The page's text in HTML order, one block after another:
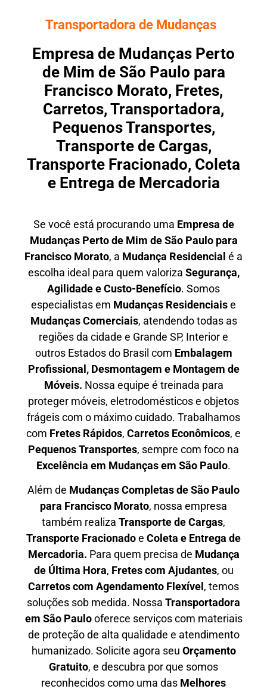
Transportadora de Mudanças
Empresa de Mudanças Perto
de Mim de São Paulo para
Francisco Morato, Fretes,
Carretos, Transportadora,
Pequenos Transportes,
Transporte de Cargas,
Transporte Fracionado, Coleta
e Entrega de Mercadoria
Se você está procurando uma Empresa de
Mudanças Perto de Mim de São Paulo para
Francisco Morato, a Mudança Residencial é a
escolha ideal para quem valoriza Segurança,
Agilidade e Custo-Benefício. Somos
especialistas em Mudanças Residenciaise
Mudanças Comerciais, atendendo todas as
regiões da cidade e Grande SP, Interior e
outros Estados do Brasil com Embalagem
Profissional , Desmontagem e Montagem de
Móveis. Nossa equipe é treinada para
proteger móveis, eletrodomésticos e objetos
frágeis com o máximo cuidado. Trabalhamos
com Fretes Rápidos, Carretos Econômicos, e
Pequenos Transportes, sempre com foco na
Excelência em Mudanças em São Paulo.
Além de Mudanças Completas de São Paulo
para Francisco Morato, nossa empresa
também realiza Transporte de Cargas,
Transporte Fracionadoe Coleta e Entrega de
Mercadoria. Para quem precisa de Mudança
de Última Hora, Fretes com Ajudantes, ou
Carretos com Agendamento Flexível , temos
soluções sob medida. Nossa Transportadora
em São Paulooferece serviços com materiais
de proteção de alta qualidade e atendimento
humanizado. Solicite agora seu Orçamento
Gratuito, e descubra por que somos
reconhecidos como uma das Melhores